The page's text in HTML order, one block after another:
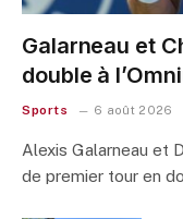
Galarneau et
double à
Sports 6 août 2026
Alexis Galarneau et
de premier tour en